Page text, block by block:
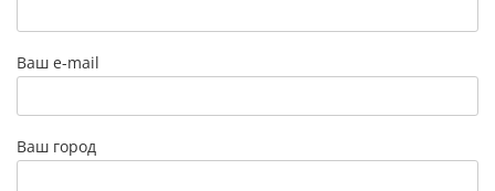
Ваш e-mail
Ваш город